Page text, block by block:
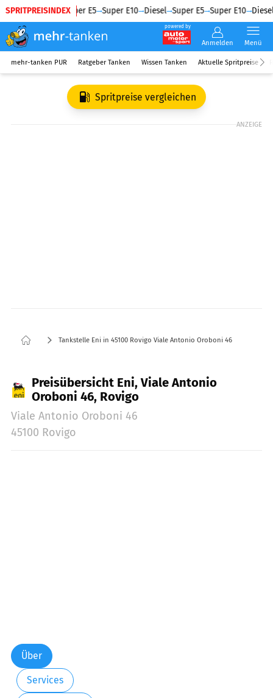
SPRITPREISINDEX
Diesel Super E5 Super E10 Diesel Super E5 Super E10 Diesel
powered by
Anmelden Menü
mehr-tanken PUR Ratgeber Tanken Wissen Tanken Aktuelle Spritpreise
Spritpreise vergleichen
ANZEIGE
Tankstelle Eni in 45100 Rovigo Viale Antonio Oroboni 46
Preisübersicht Eni, Viale Antonio
Oroboni 46, Rovigo
Viale Antonio Oroboni 46
45100 Rovigo
Über
Services